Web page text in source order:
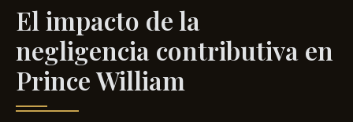
El impacto de la
negligencia contributiva en
Prince William